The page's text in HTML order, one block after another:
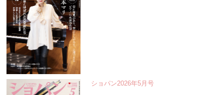
ショパン2026年5月号